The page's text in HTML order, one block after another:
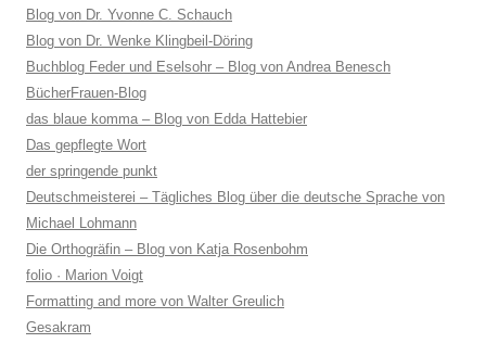
Blog von Dr. Yvonne C. Schauch
Blog von Dr. Wenke Klingbeil-Döring
Buchblog Feder und Eselsohr – Blog von Andrea Benesch
BücherFrauen-Blog
das blaue komma – Blog von Edda Hattebier
Das gepflegte Wort
der springende punkt
Deutschmeisterei – Tägliches Blog über die deutsche Sprache von
Michael Lohmann
Die Orthogräfin – Blog von Katja Rosenbohm
folio · Marion Voigt
Formatting and more von Walter Greulich
Gesakram